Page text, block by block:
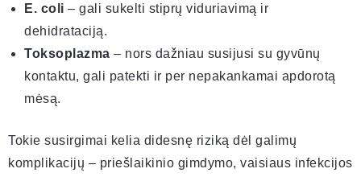
E. coli – gali sukelti stiprų viduriavimą ir
dehidrataciją.
Toksoplazma – nors dažniau susijusi su gyvūnų
kontaktu, gali patekti ir per nepakankamai apdorotą
mėsą.
Tokie susirgimai kelia didesnę riziką dėl galimų
komplikacijų – priešlaikinio gimdymo, vaisiaus infekcijos